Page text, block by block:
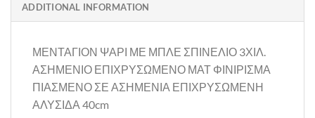
ADDITIONAL INFORMATION
ΜΕΝΤΑΓΙΟΝ ΨΑΡΙ ΜΕ ΜΠΛΕ ΣΠΙΝΕΛΙΟ 3ΧΙΛ.
ΑΣΗΜΕΝΙΟ ΕΠΙΧΡΥΣΩΜΕΝΟ ΜΑΤ ΦΙΝΙΡΙΣΜΑ
ΠΙΑΣΜΕΝΟ ΣΕ ΑΣΗΜΕΝΙΑ ΕΠΙΧΡΥΣΩΜΕΝΗ
ΑΛΥΣΙΔΑ 40cm